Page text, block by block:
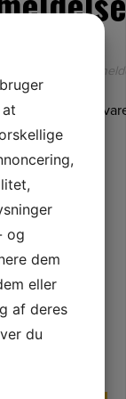
ikke nogle
købt denne
BEARING
og
dem
eller
af deres
du